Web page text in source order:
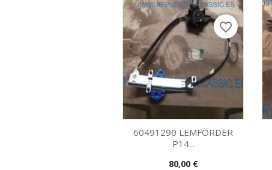
Vista rápida
60491290 LEMFÖRDER
P14...
Precio
80,00 €
favorite_border